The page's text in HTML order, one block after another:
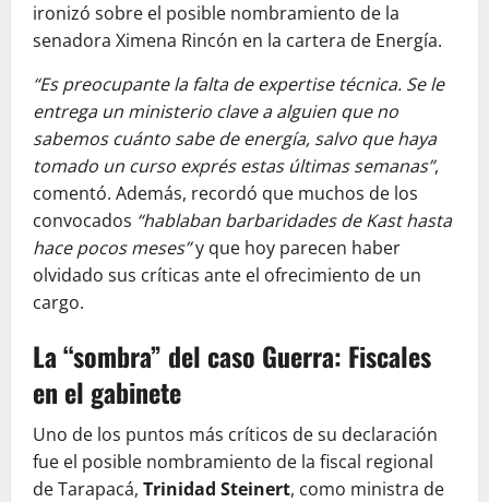
ironizó sobre el posible nombramiento de la
senadora Ximena Rincón en la cartera de Energía.
“Es preocupante la falta de expertise técnica. Se le
entrega un ministerio clave a alguien que no
sabemos cuánto sabe de energía, salvo que haya
tomado un curso exprés estas últimas semanas”,
comentó. Además, recordó que muchos de los
convocados “hablaban barbaridades de Kast hasta
hace pocos meses”y que hoy parecen haber
olvidado sus críticas ante el ofrecimiento de un
cargo.
La “sombra” del caso Guerra: Fiscales
en el gabinete
Uno de los puntos más críticos de su declaración
fue el posible nombramiento de la fiscal regional
de Tarapacá, Trinidad Steinert, como ministra de